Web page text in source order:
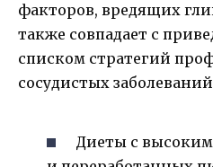
факторов, вредящих
также совпадает с
списком стратегий
сосудистых
Диеты с